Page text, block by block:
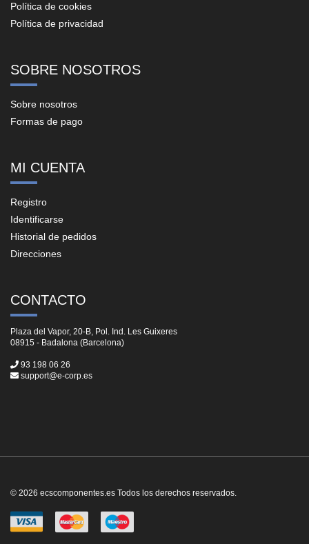
Política de cookies
Política de privacidad
SOBRE NOSOTROS
Sobre nosotros
Formas de pago
MI CUENTA
Registro
Identificarse
Historial de pedidos
Direcciones
CONTACTO
Plaza del Vapor, 20-B, Pol. Ind. Les Guixeres
08915 - Badalona (Barcelona)
93 198 06 26
support@e-corp.es
© 2026 ecscomponentes.es Todos los derechos reservados.